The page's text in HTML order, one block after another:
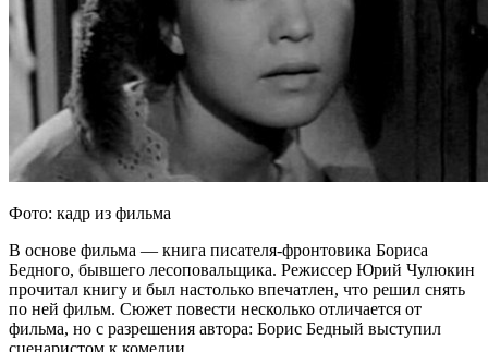
Фото: кадр из фильма
В основе фильма — книга писателя-фронтовика Бориса
Бедного, бывшего лесоповальщика. Режиссер Юрий Чулюкин
прочитал книгу и был настолько впечатлен, что решил снять
по ней фильм. Сюжет повести несколько отличается от
фильма, но с разрешения автора: Борис Бедный выступил
сценаристом к комедии.